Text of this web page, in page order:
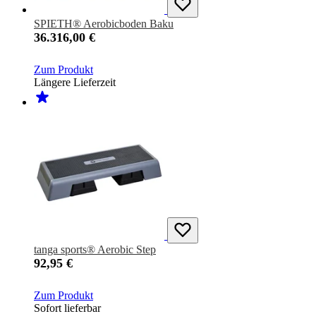
SPIETH® Aerobicboden Baku
36.316,00 €
Zum Produkt
Längere Lieferzeit
tanga sports® Aerobic Step
92,95 €
Zum Produkt
Sofort lieferbar